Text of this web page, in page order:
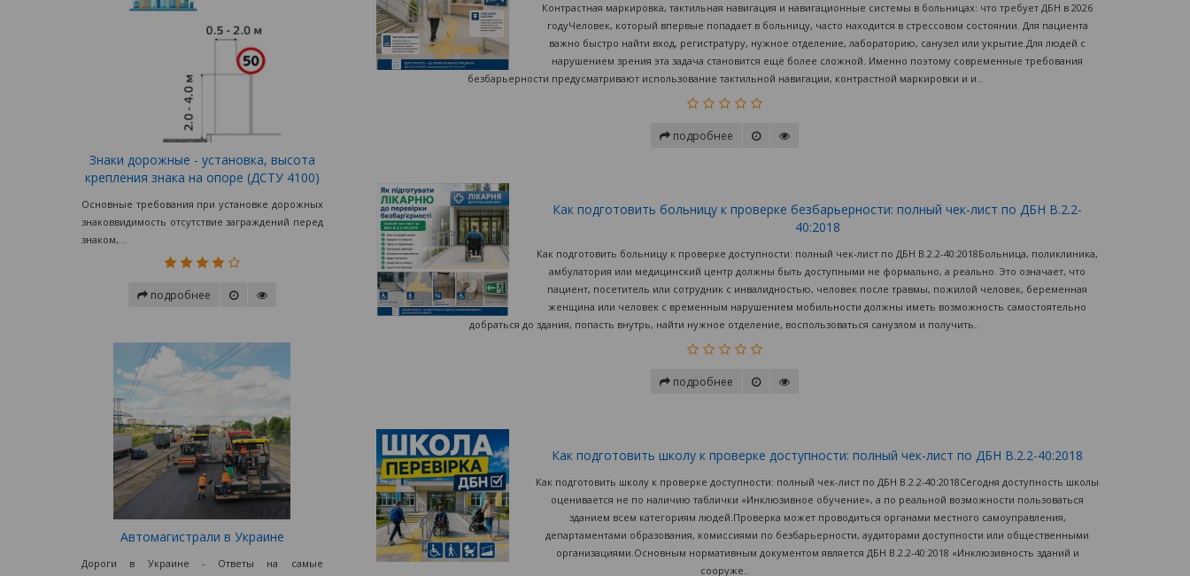
Знаки дорожные - установка, высота
крепления знака на опоре (ДСТУ 4100)
Основные требования при установке дорожных
знаковвидимость отсутствие заграждений перед
знаком,...
подробнее
Автомагистрали в Украине
Дороги в Украине - Ответы на самые
Контрастная маркировка, тактильная навигация и навигационные системы в больницах: что требует ДБН в 2026
годуЧеловек, который впервые попадает в больницу, часто находится в стрессовом состоянии. Для пациента
важно быстро найти вход, регистратуру, нужное отделение, лабораторию, санузел или укрытие.Для людей с
нарушением зрения эта задача становится ещё более сложной. Именно поэтому современные требования
безбарьерности предусматривают использование тактильной навигации, контрастной маркировки и и..
подробнее
Как подготовить больницу к проверке безбарьерности: полный чек-лист по ДБН В.2.2-
40:2018
Как подготовить больницу к проверке доступности: полный чек-лист по ДБН В.2.2-40:2018Больница, поликлиника,
амбулатория или медицинский центр должны быть доступными не формально, а реально. Это означает, что
пациент, посетитель или сотрудник с инвалидностью, человек после травмы, пожилой человек, беременная
женщина или человек с временным нарушением мобильности должны иметь возможность самостоятельно
добраться до здания, попасть внутрь, найти нужное отделение, воспользоваться санузлом и получить..
подробнее
Как подготовить школу к проверке доступности: полный чек-лист по ДБН В.2.2-40:2018
Как подготовить школу к проверке доступности: полный чек-лист по ДБН В.2.2-40:2018Сегодня доступность школы
оценивается не по наличию таблички «Инклюзивное обучение», а по реальной возможности пользоваться
зданием всем категориям людей.Проверка может проводиться органами местного самоуправления,
департаментами образования, комиссиями по безбарьерности, аудиторами доступности или общественными
организациями.Основным нормативным документом является ДБН В.2.2-40:2018 «Инклюзивность зданий и
сооруже..